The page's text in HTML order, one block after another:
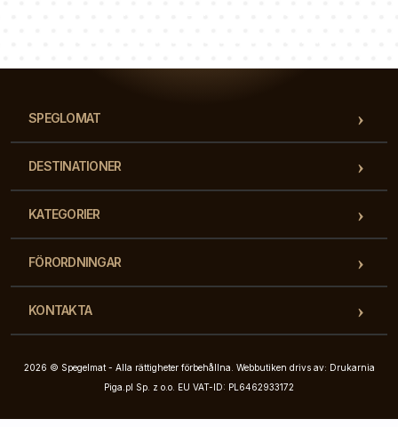
SPEGLOMAT
DESTINATIONER
KATEGORIER
FÖRORDNINGAR
KONTAKTA
2026 © Spegelmat - Alla rättigheter förbehållna. Webbutiken drivs av: Drukarnia
Piga.pl Sp. z o.o. EU VAT-ID: PL6462933172